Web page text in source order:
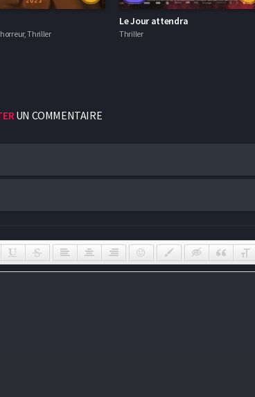
Thriller
Le Jour attendra
Thriller
UN COMMENTAIRE